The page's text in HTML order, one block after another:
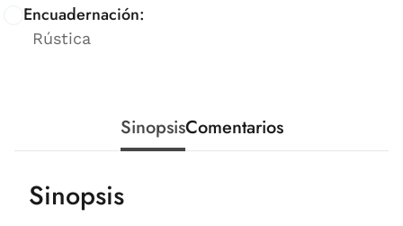
Encuadernación:
Rústica
SinopsisComentarios
Sinopsis